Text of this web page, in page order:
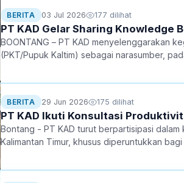
BERITA 03 Jul 2026 177 dilihat
PT KAD Gelar Sharing Knowledge
BOONTANG – PT KAD menyelenggarakan
(PKT/Pupuk Kaltim) sebagai narasumber,
BERITA 29 Jun 2026 175 dilihat
PT KAD Ikuti Konsultasi
Bontang - PT KAD turut berpartisipasi
Kalimantan Timur, khusus diperuntukkan